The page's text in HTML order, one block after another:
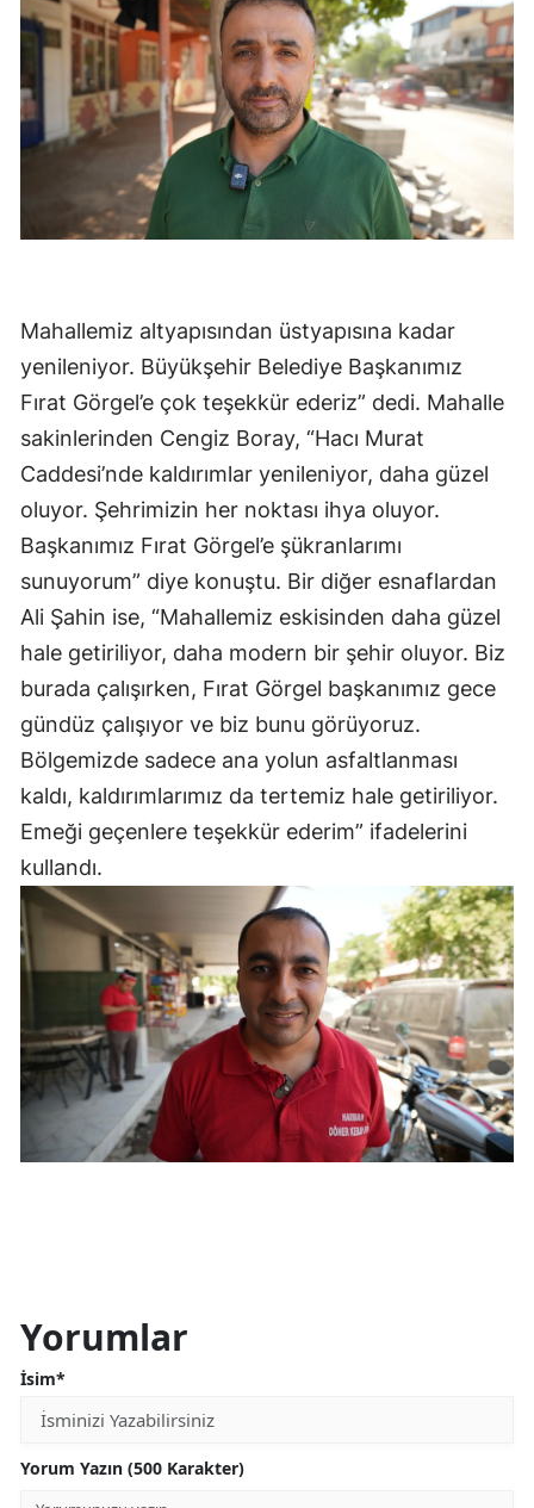
Mahallemiz altyapısından üstyapısına kadar
yenileniyor. Büyükşehir Belediye Başkanımız
Fırat Görgel’e çok teşekkür ederiz” dedi. Mahalle
sakinlerinden Cengiz Boray, “Hacı Murat
Caddesi’nde kaldırımlar yenileniyor, daha güzel
oluyor. Şehrimizin her noktası ihya oluyor.
Başkanımız Fırat Görgel’e şükranlarımı
sunuyorum” diye konuştu. Bir diğer esnaflardan
Ali Şahin ise, “Mahallemiz eskisinden daha güzel
hale getiriliyor, daha modern bir şehir oluyor. Biz
burada çalışırken, Fırat Görgel başkanımız gece
gündüz çalışıyor ve biz bunu görüyoruz.
Bölgemizde sadece ana yolun asfaltlanması
kaldı, kaldırımlarımız da tertemiz hale getiriliyor.
Emeği geçenlere teşekkür ederim” ifadelerini
kullandı.
Yorumlar
İsim*
Yorum Yazın (500 Karakter)